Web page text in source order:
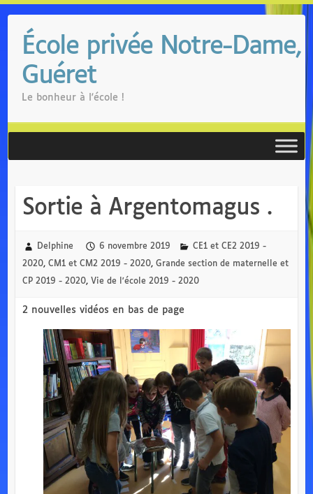
contentÉcole privée Notre-Dame,
Guéret
Le bonheur à l'école !
Sortie à Argentomagus .
Delphine 6 novembre 2019 CE1 et CE2 2019 -
2020, CM1 et CM2 2019 - 2020, Grande section de maternelle et
CP 2019 - 2020, Vie de l'école 2019 - 2020
2 nouvelles vidéos en bas de page